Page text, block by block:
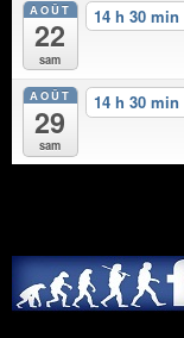
AOÛT
22
sam
14 h 30 min
AOÛT
29
sam
14 h 30 min